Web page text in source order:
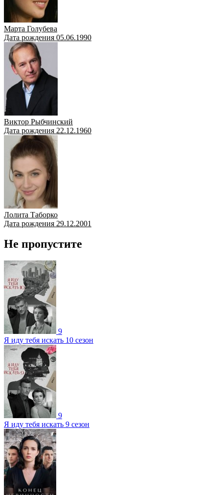
Марта Голубева
Дата рождения 05.06.1990
Виктор Рыбчинский
Дата рождения 22.12.1960
Лолита Таборко
Дата рождения 29.12.2001
Не пропустите
9
Я иду тебя искать 10 сезон
9
Я иду тебя искать 9 сезон